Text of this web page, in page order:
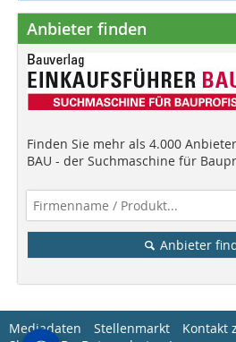
Anbieter finden
Finden Sie mehr als 4.000 Anbieter
BAU - der Suchmaschine für
Anbieter
Mediadaten Stellenmarkt Kontakt